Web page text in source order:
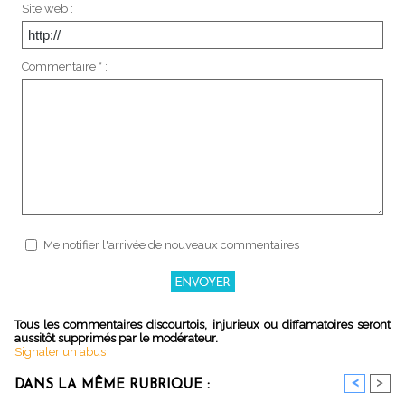
Site web :
Commentaire * :
Me notifier l'arrivée de nouveaux commentaires
Tous les commentaires discourtois, injurieux ou diffamatoires seront
aussitôt supprimés par le modérateur.
Signaler un abus
DANS LA MÊME RUBRIQUE : < >